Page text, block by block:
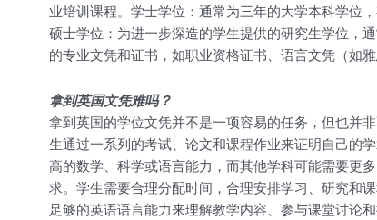
业培训课程。学士学位：通常为三年的大学本科学位
硕士学位：为进一步深造的学生提供的研究生学位，
的专业文凭和证书，如职业资格证书、语言文凭（如
拿到英国文凭难吗？
拿到英国的学位文凭并不是一项容易的任务，但也并
生通过一系列的考试、论文和课程作业来证明自己的
高的数学、科学或语言能力，而其他学科可能需要更
求。学生需要合理分配时间，合理安排学习、研究和
足够的英语语言能力来理解教学内容、参与课堂讨论